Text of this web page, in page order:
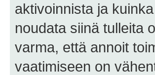
aktivoinnista ja
noudata siinä tulleita
varma, että annoit
vaatimiseen on